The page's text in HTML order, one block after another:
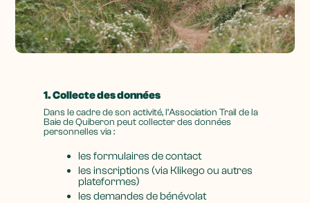
1. Collecte des données
Dans le cadre de son activité, l’Association Trail de la
Baie de Quiberon peut collecter des données
personnelles via :
les formulaires de contact
les inscriptions (via Klikego ou autres
plateformes)
les demandes de bénévolat